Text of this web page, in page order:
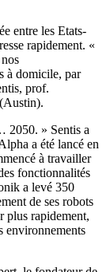
entre les Etats-
rapidement. «
à domicile, par
prof.
2050. » Sentis a
a été lancé en
à travailler
fonctionnalités
a levé 350
de ses robots
plus rapidement,
environnements